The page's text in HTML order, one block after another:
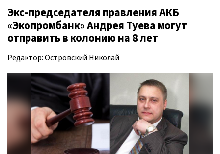
Экс-председателя правления АКБ
«Экопромбанк» Андрея Туева могут
отправить в колонию на 8 лет
Редактор: Островский Николай